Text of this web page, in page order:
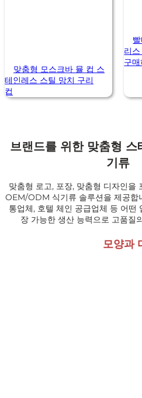
맞춤형 모스크바 뮬 컵 스
테인레스 스틸 망치 구리
컵
리
구매
브랜드를 위한 맞춤형 스
기류
맞춤형 로고, 포장, 맞춤형 디자인을
OEM/ODM 식기류 솔루션을 제공합
통업체, 호텔 체인 공급업체 등 어떤
장 가능한 생산 능력으로 고품질
모양과